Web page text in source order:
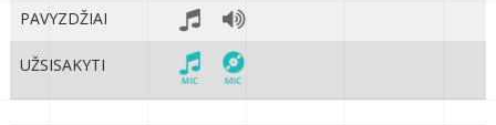
PAVYZDŽIAI
UŽSISAKYTI